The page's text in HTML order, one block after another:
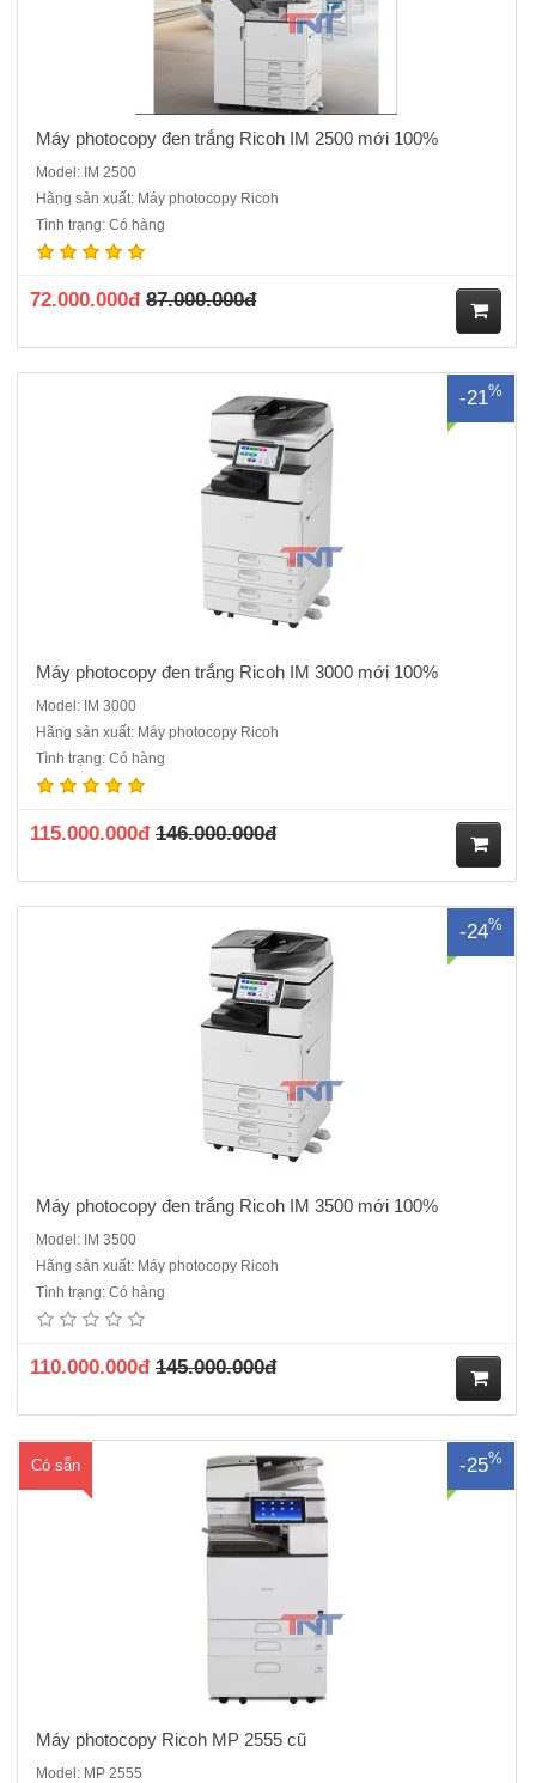
Máy photocopy đen trắng Ricoh IM 2500 mới 100%
Model: IM 2500
Hãng sản xuất: Máy photocopy Ricoh
Tình trạng: Có hàng
72.000.000đ 87.000.000đ
ua
-21%
hãng, Hàng nguyên đai, nguyên kiện , đầy đủ CO,CQ mới 100%Chức
năng chính: Photocopy, In mạng, Scan màu Tốc độ sao chụp liên tục:
Máy photocopy đen trắng Ricoh IM 3000 mới 100%
Model: IM 3000
Hãng sản xuất: Máy photocopy Ricoh
Tình trạng: Có hàng
115.000.000đ 146.000.000đ
ua
-24%
hãng nguyên đai, nguyên kiện , CO, CQ chính hãng. Chức năng
chính: Photocopy, In mạng, Scan màu Tốc độ sao chụp liên tục: 35
Máy photocopy đen trắng Ricoh IM 3500 mới 100%
Model: IM 3500
Hãng sản xuất: Máy photocopy Ricoh
Tình trạng: Có hàng
110.000.000đ 145.000.000đ
ua
Có sẵn -25%
cao cấp cho văn phòng tại sao khách hàng lại không lựa chọn, một
chiếc máy đáp ứng được các yêu cầu tương đương với một chiếc máy
Máy photocopy Ricoh MP 2555 cũ
Model: MP 2555